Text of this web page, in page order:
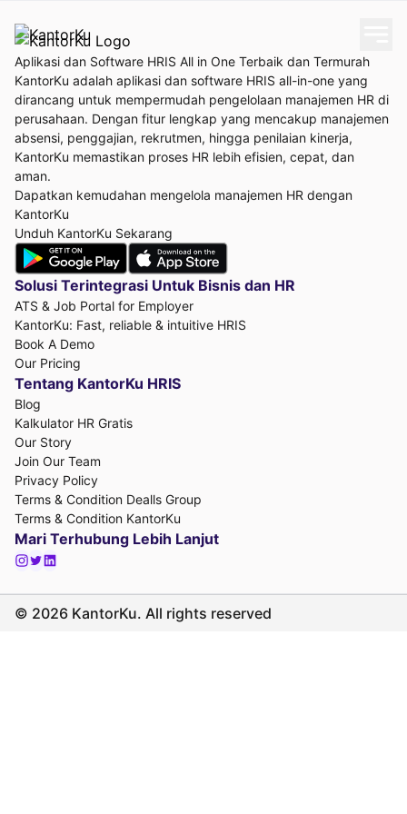
Aplikasi dan Software HRIS All in One Terbaik dan Termurah
KantorKu adalah aplikasi dan software HRIS all-in-one yang
dirancang untuk mempermudah pengelolaan manajemen HR di
perusahaan. Dengan fitur lengkap yang mencakup manajemen
absensi, penggajian, rekrutmen, hingga penilaian kinerja,
KantorKu memastikan proses HR lebih efisien, cepat, dan
aman.
Dapatkan kemudahan mengelola manajemen HR dengan
KantorKu
Unduh KantorKu Sekarang
Solusi Terintegrasi Untuk Bisnis dan HR
ATS & Job Portal for Employer
KantorKu: Fast, reliable & intuitive HRIS
Book A Demo
Our Pricing
Tentang KantorKu HRIS
Blog
Kalkulator HR Gratis
Our Story
Join Our Team
Privacy Policy
Terms & Condition Dealls Group
Terms & Condition KantorKu
Mari Terhubung Lebih Lanjut
© 2026 KantorKu. All rights reserved